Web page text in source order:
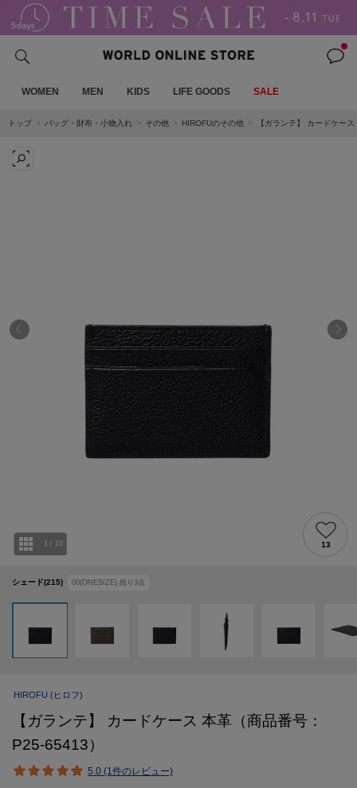
WOMEN MEN KIDS LIFE GOODS SALE
トップ バッグ・財布・小物入れ その他 HIROFUのその他 【ガランテ】 カードケー
シェード(215) 00(ONESIZE) 残り 3点
1 / 10 13
HIROFU (ヒロフ)
【ガランテ】 カードケース 本革（商品番号：
P25-65413）
5.0 (1件のレビュー)